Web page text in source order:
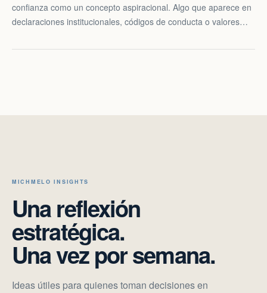
confianza como un concepto aspiracional. Algo que aparece en
declaraciones institucionales, códigos de conducta o valores…
MICHMELO INSIGHTS
Una reflexión
estratégica.
Una vez por semana.
Ideas útiles para quienes toman decisiones en